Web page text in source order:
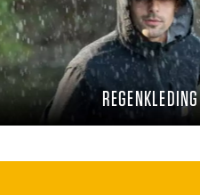
REGENKLEDING